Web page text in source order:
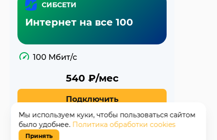
СИБСЕТИ
Интернет на все 100
100 Мбит/с
540 ₽/мес
Подключить
Подробнее
Мы используем куки, чтобы пользоваться сайтом
было удобнее. Политика обработки cookies
Принять